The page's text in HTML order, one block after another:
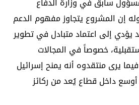
إن المشروع يتجاوز مفهوم الدعم
يؤدي إلى اعتماد متبادل في تطوير
خصوصاً في المجالات
يرى منتقدوه أنه يمنح إسرائيل
أوسع داخل قطاع يُعد من ركائز